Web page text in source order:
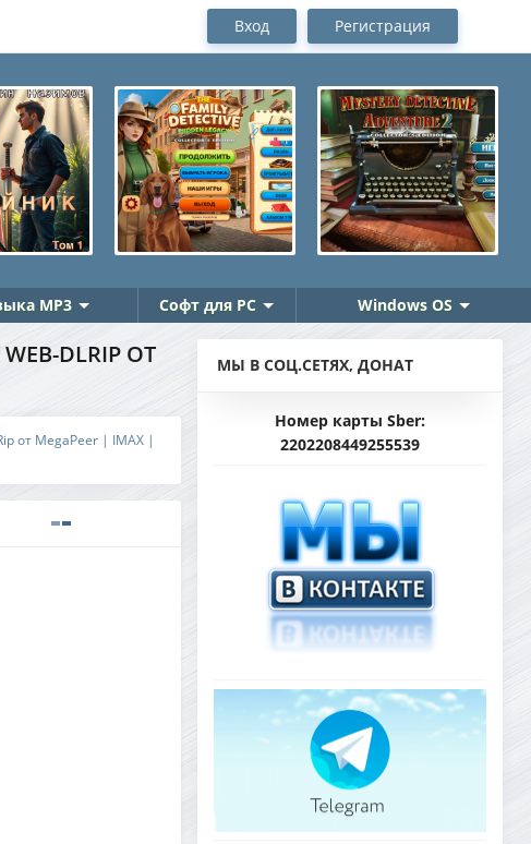
Вход Регистрация
MP3 Софт для PC Windows OS
DLRIP ОТ
от MegaPeer | IMAX |
МЫ В СОЦ.СЕТЯХ, ДОНАТ
Номер карты Sber:
2202208449255539